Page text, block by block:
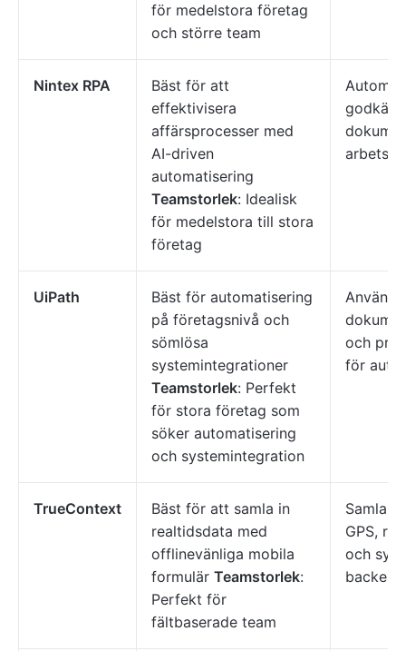
för medelstora företag
och större team
Nintex RPA
Bäst för att
effektivisera
affärsprocesser med
AI-driven
automatisering
Teamstorlek: Idealisk
för medelstora till stora
företag
UiPath
Bäst för automatisering
på företagsnivå och
sömlösa
systemintegrationer
Teamstorlek: Perfekt
för stora företag som
söker automatisering
och systemintegration
Använd
och
för
TrueContext
Bäst för att samla in
realtidsdata med
offlinevänliga mobila
formulär Teamstorlek:
Perfekt för
fältbaserade team
Samla
GPS,
och